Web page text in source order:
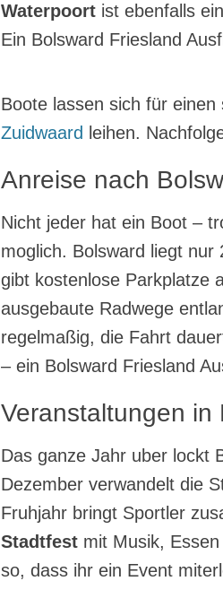
Waterpoort ist ebenfalls
Ein Bolsward Friesland
Boote lassen sich für
Zuidwaard leihen.
Anreise nach
Nicht jeder hat ein Boot –
moglich. Bolsward liegt
gibt kostenlose Parkplatze
ausgebaute Radwege
regelmaßig, die Fahrt
– ein Bolsward Friesland
Veranstaltungen in
Das ganze Jahr uber lockt
Dezember verwandelt die
Fruhjahr bringt Sportler
Stadtfest mit Musik,
so, dass ihr ein Event